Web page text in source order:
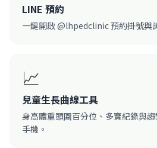
LINE 預約
一鍵開啟 @lhpedclinic 預約掛號與
📈
兒童生長曲線工具
身高體重頭圍百分位、多寶紀錄與
手機。